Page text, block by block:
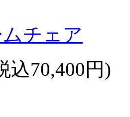
チェア
込70,400円)